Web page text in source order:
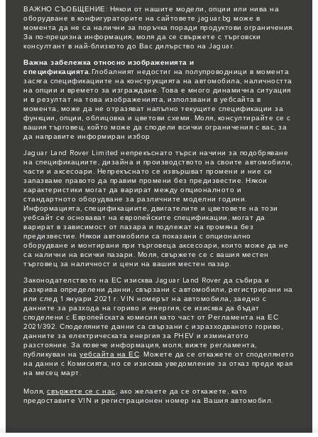
ВАЖНО СЪОБЩЕНИЕ: Някои от нашите модели, опции или нива на
оборудване в конфигураторите на сайтовете jaguar.bg може в
момента да не са налични за поръчка поради продуктови ограничения.
За по-прецизна информация, моля да се свържете с търговски
консултант в най-близкото до Вас дилърство на Jaguar.
Важна забележка относно изображенията и
спецификацията.Глобалният недостиг на полупроводници в момента
засяга спецификациите на конструкцията на автомобила, наличността
на опции и времето за изграждане. Това е много динамична ситуация
и в резултат на това изображенията, използвани в уебсайта в
момента, може да не отразяват напълно текущите спецификации за
функции, опции, облицовка и цветови схеми. Моля, консултирайте се с
вашия търговец, който може да сподели всички ограничения с вас, за
да направите информиран избор
Jaguar Land Rover Limited непрекъснато търси начини за подобряване
на спецификациите, дизайна и производството на своите автомобили,
части и аксесоари. Непрекъснато се извършват промени и ние си
запазваме правото да правим промени без предизвестие. Някои
характеристики могат да варират между опционалното и
стандартното оборудване за различните моделни години.
Информацията, спецификациите, двигателите и цветовете на този
уебсайт се основават на европейските спецификации, могат да
варират в зависимост от пазара и подлежат на промяна без
предизвестие. Някои автомобили са показани с опционално
оборудване и монтирани при търговеца аксесоари, които може да не
са налични на всички пазари. Моля, свържете се с вашия местен
търговец за наличност и цени на вашия местен пазар.
Законодателството на ЕС изисква Jaguar Land Rover да събира и
разкрива определени данни, свързани с автомобили, регистрирани на
или след 1 януари 2021 г. VIN номерът на автомобила, заедно с
данните за разхода на гориво и енергия, се изисква да бъдат
споделени с Европейската комисия като част от Регламента на ЕС
2021/392. Споделяните данни са свързани с изразходваното гориво,
данните за електрическата енергия за PHEV и изминатото
разстояние. За повече информация, моля, вижте регламента,
публикуван на уебсайта на ЕС. Можете да се откажете от споделянето
на данни с Комисията, но се изисква уведомление за отказ преди края
на месец март.
Моля, свържете се с нас, ако желаете да се откажете, като
предоставите VIN и регистрационен номер на Вашия автомобил.